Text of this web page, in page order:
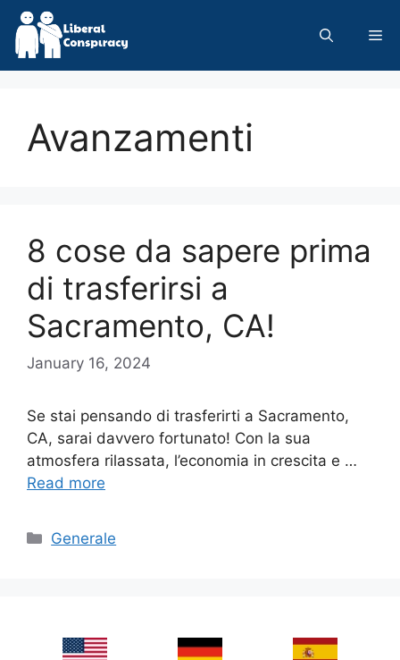
Skip
content
Avanzamenti
8 cose da sapere prima
di trasferirsi a
Sacramento, CA!
January 16, 2024
Se stai pensando di trasferirti a Sacramento,
CA, sarai davvero fortunato! Con la sua
atmosfera rilassata, l’economia in crescita e …
Read more
Categories
Generale